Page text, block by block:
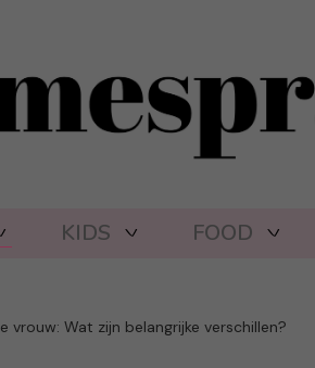
KIDS FOOD
vrouw: Wat zijn belangrijke verschillen?